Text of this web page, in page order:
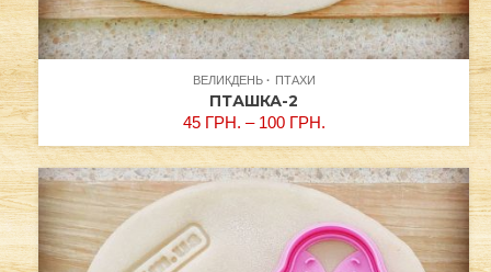
ВЕЛИКДЕНЬ ПТАХИ
ПТАШКА-2
45 ГРН. – 100 ГРН.